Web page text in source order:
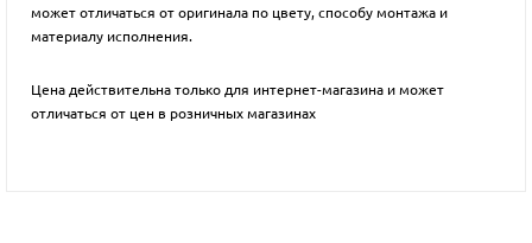
может отличаться от оригинала по цвету, способу монтажа и
материалу исполнения.
Цена действительна только для интернет-магазина и может
отличаться от цен в розничных магазинах